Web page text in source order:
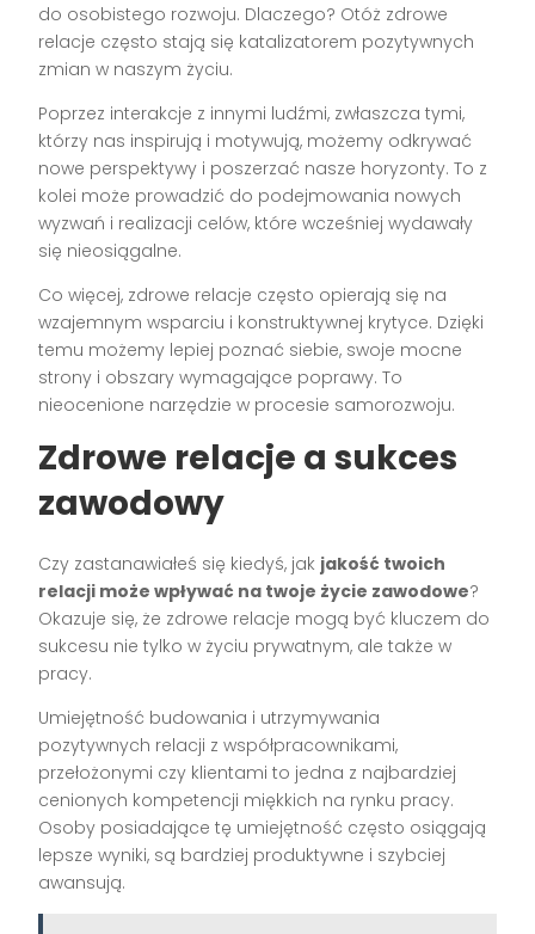
do osobistego rozwoju. Dlaczego? Otóż zdrowe
relacje często stają się katalizatorem pozytywnych
zmian w naszym życiu.
Poprzez interakcje z innymi ludźmi, zwłaszcza tymi,
którzy nas inspirują i motywują, możemy odkrywać
nowe perspektywy i poszerzać nasze horyzonty. To z
kolei może prowadzić do podejmowania nowych
wyzwań i realizacji celów, które wcześniej wydawały
się nieosiągalne.
Co więcej, zdrowe relacje często opierają się na
wzajemnym wsparciu i konstruktywnej krytyce. Dzięki
temu możemy lepiej poznać siebie, swoje mocne
strony i obszary wymagające poprawy. To
nieocenione narzędzie w procesie samorozwoju.
Zdrowe relacje a sukces
zawodowy
Czy zastanawiałeś się kiedyś, jak jakość twoich
relacji może wpływać na twoje życie zawodowe?
Okazuje się, że zdrowe relacje mogą być kluczem do
sukcesu nie tylko w życiu prywatnym, ale także w
pracy.
Umiejętność budowania i utrzymywania
pozytywnych relacji z współpracownikami,
przełożonymi czy klientami to jedna z najbardziej
cenionych kompetencji miękkich na rynku pracy.
Osoby posiadające tę umiejętność często osiągają
lepsze wyniki, są bardziej produktywne i szybciej
awansują.